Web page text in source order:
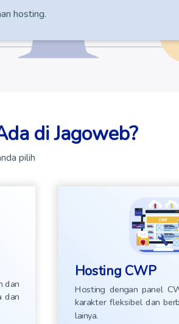
hosting.
di Jagoweb?
pilih
dan
dan
Hosting CWP
Hosting dengan panel
karakter fleksibel dan
lainya.